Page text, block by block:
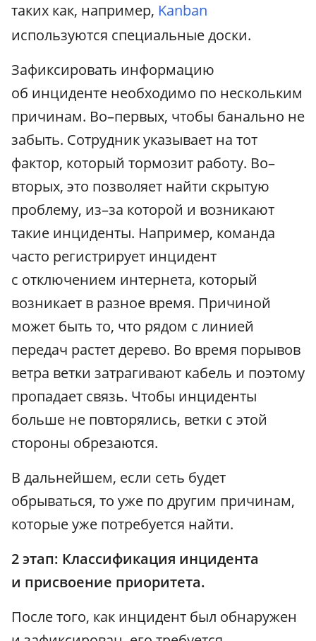
таких как, например, Kanban
используются специальные доски.
Зафиксировать информацию
об инциденте необходимо по нескольким
причинам. Во–первых, чтобы банально не
забыть. Сотрудник указывает на тот
фактор, который тормозит работу. Во–
вторых, это позволяет найти скрытую
проблему, из–за которой и возникают
такие инциденты. Например, команда
часто регистрирует инцидент
с отключением интернета, который
возникает в разное время. Причиной
может быть то, что рядом с линией
передач растет дерево. Во время порывов
ветра ветки затрагивают кабель и поэтому
пропадает связь. Чтобы инциденты
больше не повторялись, ветки с этой
стороны обрезаются.
В дальнейшем, если сеть будет
обрываться, то уже по другим причинам,
которые уже потребуется найти.
2 этап: Классификация инцидента
и присвоение приоритета.
После того, как инцидент был обнаружен